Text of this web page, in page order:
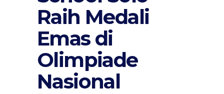
Raih Medali
Emas di
Olimpiade
Nasional